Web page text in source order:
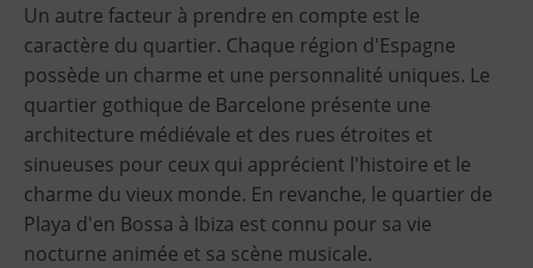
Un autre facteur à prendre en compte est le
caractère du quartier. Chaque région d'Espagne
possède un charme et une personnalité uniques. Le
quartier gothique de Barcelone présente une
architecture médiévale et des rues étroites et
sinueuses pour ceux qui apprécient l'histoire et le
charme du vieux monde. En revanche, le quartier de
Playa d'en Bossa à Ibiza est connu pour sa vie
nocturne animée et sa scène musicale.